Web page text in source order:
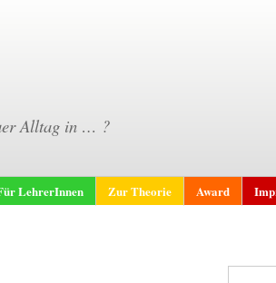
Alltag in … ?
LehrerInnen Zur Theorie Award